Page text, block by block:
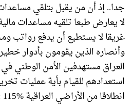
جدا.. إذ أن من يقبل بتلقي
لا يعارض طبعا تلقيه مساعدات
غريقا لا يستطيع أن يدفع
وأنصاره الذين يقومون بأدوار
العراق مستهدفين الأمن الوطني
استعدادهم للقيام بأية عمليات
انطلاقا من الأراضي العراقية line-height: 115%;..